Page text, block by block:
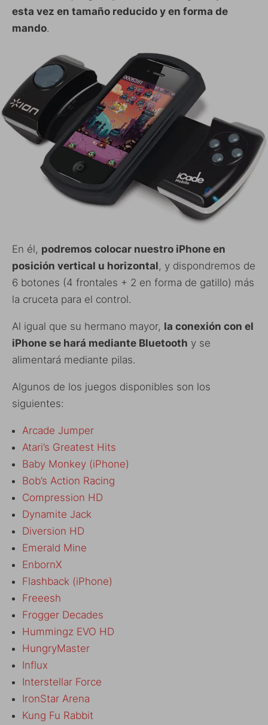
esta vez en tamaño reducido y en forma de
mando.
En él, podremos colocar nuestro iPhone en
posición vertical u horizontal, y dispondremos de
6 botones (4 frontales + 2 en forma de gatillo) más
la cruceta para el control.
Al igual que su hermano mayor, la conexión con el
iPhone se hará mediante Bluetooth y se
alimentará mediante pilas.
Algunos de los juegos disponibles son los
siguientes:
Arcade Jumper
Atari’s Greatest Hits
Baby Monkey (iPhone)
Bob’s Action Racing
Compression HD
Dynamite Jack
Diversion HD
Emerald Mine
EnbornX
Flashback (iPhone)
Freeesh
Frogger Decades
Hummingz EVO HD
HungryMaster
Influx
Interstellar Force
IronStar Arena
Kung Fu Rabbit